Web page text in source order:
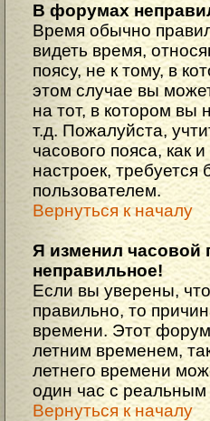
В форумах
Время обычно
видеть время,
поясу, не к тому, в
этом случае вы
на тот, в котором вы
т.д. Пожалуйста,
часового пояса, как
настроек,
пользователем.
Вернуться к началу
Я изменил часовой
неправильное!
Если вы уверены,
правильно, то
времени. Этот
летним временем,
летнего времени
один час с
Вернуться к началу